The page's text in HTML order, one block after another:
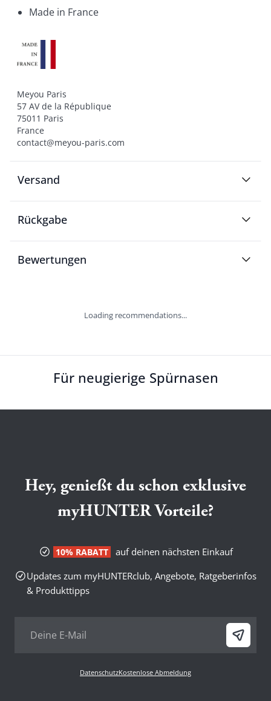
Made in France
Meyou Paris
57 AV de la République
75011 Paris
France
contact@meyou-paris.com
Versand
Rückgabe
Bewertungen
Loading recommendations...
Für neugierige Spürnasen
Hey, genießt du schon exklusive
myHUNTER Vorteile?
10% RABATT
auf deinen nächsten Einkauf
Updates zum myHUNTERclub, Angebote, Ratgeberinfos
& Produkttipps
DatenschutzKostenlose Abmeldung